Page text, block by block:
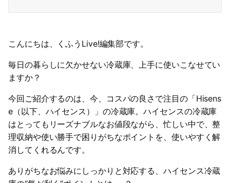
こんにちは、くふうLive!編集部です。
毎日の暮らしに欠かせない冷蔵庫、上手に使いこなせてい
ますか？
今回ご紹介するのは、今、コスパの良さで注目の「Hisens
e（以下、ハイセンス）」の冷蔵庫。ハイセンスの冷蔵庫
はとってもリーズナブルなお値段ながら、忙しい中で、整
理収納や使い勝手で困りがちなポイントを、使いやすく解
消してくれるんです。
ありがちなお悩みにしっかりと対応する、ハイセンス冷蔵